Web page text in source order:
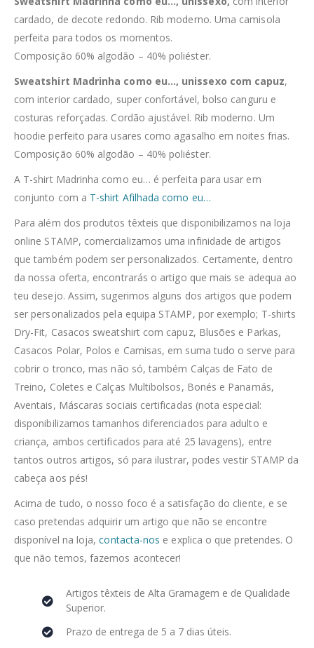
cardado, de decote redondo. Rib moderno. Uma camisola
perfeita para todos os momentos.
Composição 60% algodão – 40% poliéster.
Sweatshirt Madrinha como eu…, unissexo com capuz,
com interior cardado, super confortável, bolso canguru e
costuras reforçadas. Cordão ajustável. Rib moderno. Um
hoodie perfeito para usares como agasalho em noites frias.
Composição 60% algodão – 40% poliéster.
A T-shirt Madrinha como eu… é perfeita para usar em
conjunto com a T-shirt Afilhada como eu…
Para além dos produtos têxteis que disponibilizamos na loja
online STAMP, comercializamos uma infinidade de artigos
que também podem ser personalizados. Certamente, dentro
da nossa oferta, encontrarás o artigo que mais se adequa ao
teu desejo. Assim, sugerimos alguns dos artigos que podem
ser personalizados pela equipa STAMP, por exemplo; T-shirts
Dry-Fit, Casacos sweatshirt com capuz, Blusões e Parkas,
Casacos Polar, Polos e Camisas, em suma tudo o serve para
cobrir o tronco, mas não só, também Calças de Fato de
Treino, Coletes e Calças Multibolsos, Bonés e Panamás,
Aventais, Máscaras sociais certificadas (nota especial:
disponibilizamos tamanhos diferenciados para adulto e
criança, ambos certificados para até 25 lavagens), entre
tantos outros artigos, só para ilustrar, podes vestir STAMP da
cabeça aos pés!
Acima de tudo, o nosso foco é a satisfação do cliente, e se
caso pretendas adquirir um artigo que não se encontre
disponível na loja,contacta-nos e explica o que pretendes. O
que não temos, fazemos acontecer!
Artigos têxteis de Alta Gramagem e de Qualidade
Superior.
Prazo de entrega de 5 a 7 dias úteis.